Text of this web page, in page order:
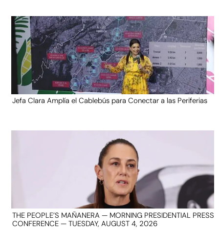
Jefa Clara Amplía el Cablebús para Conectar a las Periferias
THE PEOPLE’S MAÑANERA — MORNING PRESIDENTIAL PRESS
CONFERENCE — TUESDAY, AUGUST 4, 2026